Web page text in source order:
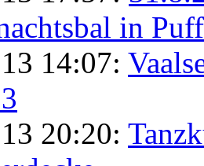
in
14:07:
20:20: